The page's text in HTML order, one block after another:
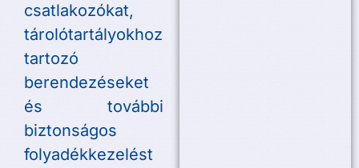
csatlakozókat,
tárolótartályokhoz
tartozó
berendezéseket
és további
biztonságos
folyadékkezelést